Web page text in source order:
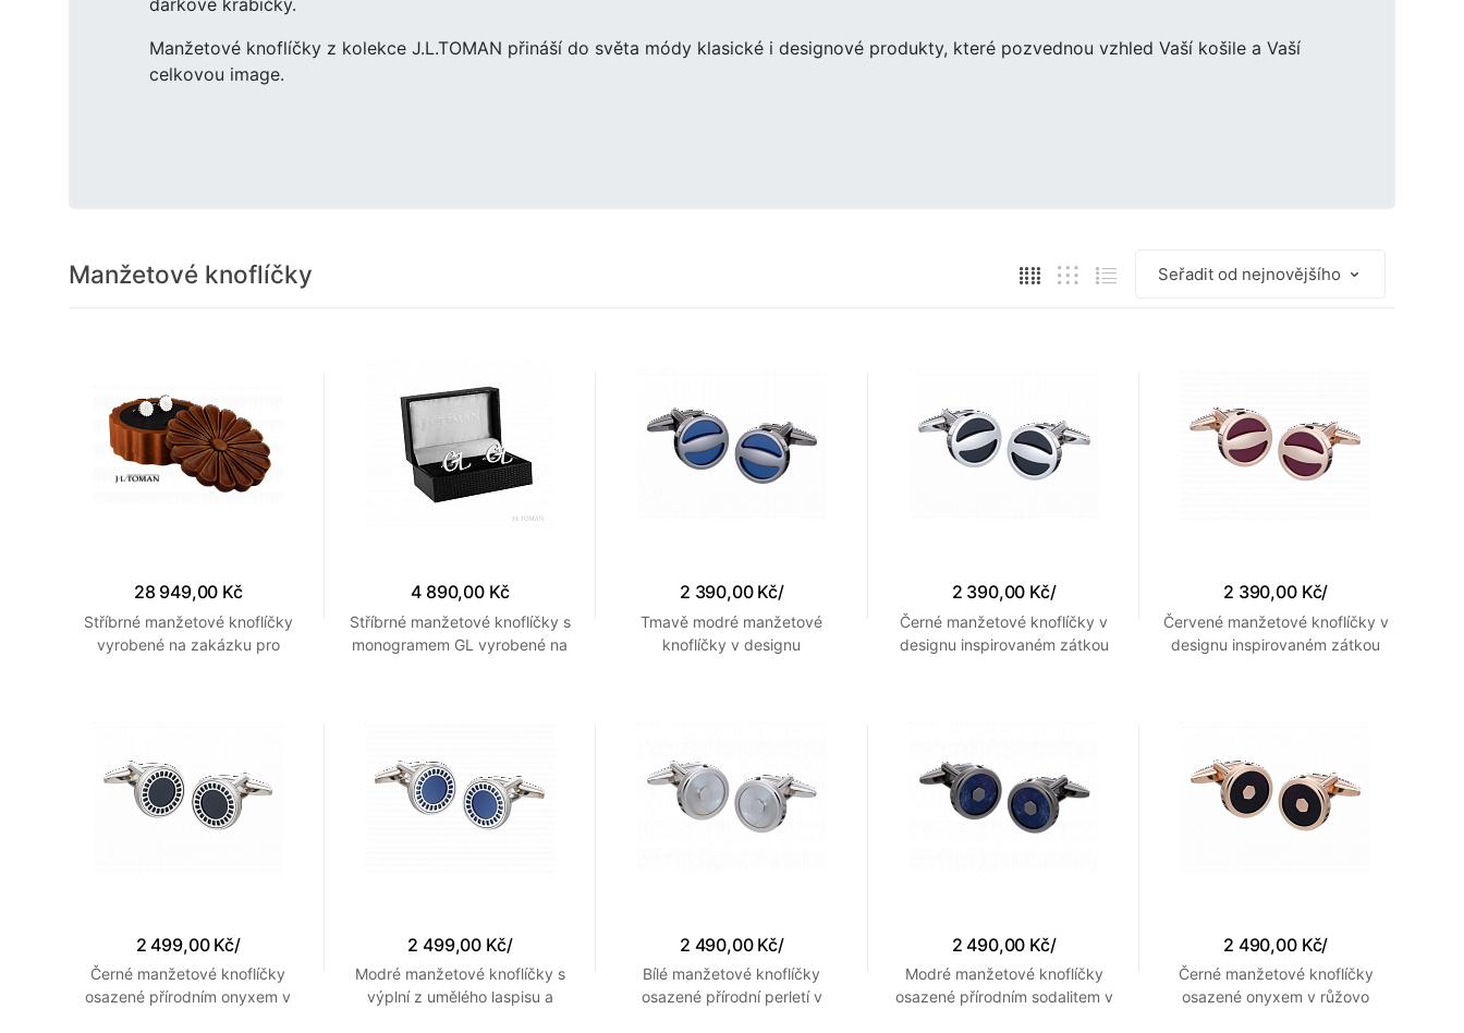
dárkové krabičky.
Manžetové knoflíčky z kolekce J.L.TOMAN přináší do světa módy klasické i designové produkty, které pozvednou vzhled Vaší košile a Vaší
celkovou image.
Manžetové knoflíčky
28 949,00 Kč
Stříbrné manžetové knoflíčky
vyrobené na zakázku pro
4 890,00 Kč
Stříbrné manžetové knoflíčky s
monogramem GL vyrobené na
2 390,00 Kč/
Tmavě modré manžetové
knoflíčky v designu
2 390,00 Kč/
Černé manžetové knoflíčky v
designu inspirovaném zátkou
2 390,00 Kč/
Červené manžetové knoflíčky v
designu inspirovaném zátkou
2 499,00 Kč/
Černé manžetové knoflíčky
osazené přírodním onyxem v
2 499,00 Kč/
Modré manžetové knoflíčky s
výplní z umělého laspisu a
2 490,00 Kč/
Bílé manžetové knoflíčky
osazené přírodní perletí v
2 490,00 Kč/
Modré manžetové knoflíčky
osazené přírodním sodalitem v
2 490,00 Kč/
Černé manžetové knoflíčky
osazené onyxem v růžovo